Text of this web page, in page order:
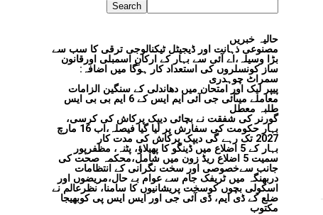
Search
حالیہ خبریں
مصنوعی ذہانت اور ڈیجیٹل ٹیکنالوجی ترقی کا سب سے
بڑا وسیلہ،اے آئی سے بہار کے ارکانِ اسمبلی اورقانون
ساز کونسلروں کی استعداد کار ہوگا میں اضافہ:
سمراٹ چوہدری
پیپر لیک اور امتحان میں دھاندلی کے سنگین الزامات
معاملے میںآئی جی آئی ایم ایس کے 6 ایم بی بی ایس
طلبہ معطل
گورنر کی شفقت نے بچائی دیپک پرکاش کی کرسی،
بہار حکومت کی سفارش پر لیا گیا فیصلہ،اب 16 مارچ
2027 تک رہے گی دیپک پرکاش کی مدت کار
بہار کے 5 اضلاع میں ڈینگو کا پھیلاؤ، پٹنہ، مظفرپور
سمیت 5 اضلاع ریڈ زون میں شامل،محکمہ صحت کی
جانب سےخصوصی اور سخت نگرانی کے انتظامات
دربھنگہ میں ٹریفک جام سے عوام بے حال،مریضوں اور
اسکولی بچوں کوسخت پریشانیوں کا سامنا، نظرعالم نے
ضلع کے ڈی ایم، ڈی آئی جی اور ایس ایس پی کوبھیجا
مکتوب